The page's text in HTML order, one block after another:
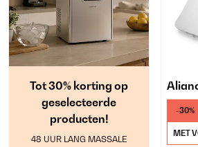
Tot 30% korting op
geselecteerde
producten!
48 UUR LANG MASSALE
-30%
MET